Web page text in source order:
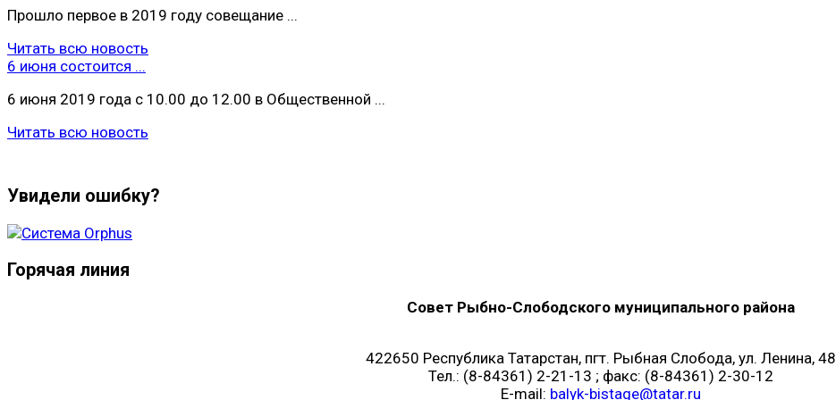
Прошло первое в 2019 году совещание ...
Читать всю новость
6 июня состоится ...
6 июня 2019 года с 10.00 до 12.00 в Общественной ...
Читать всю новость
Увидели ошибку?
Горячая линия
Совет Рыбно-Слободского муниципального района
422650 Республика Татарстан, пгт. Рыбная Слобода, ул. Ленина, 48
Тел.: (8-84361) 2-21-13 ; факс: (8-84361) 2-30-12
E-mail: balyk-bistage@tatar.ru